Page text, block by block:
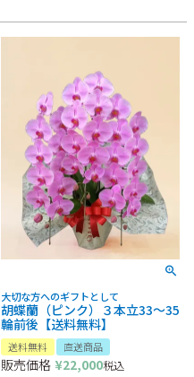
大切な方へのギフトとして
胡蝶蘭（ピンク）３本立33～35
輪前後【送料無料】
送料無料 直送商品
販売価格 ¥22,000税込